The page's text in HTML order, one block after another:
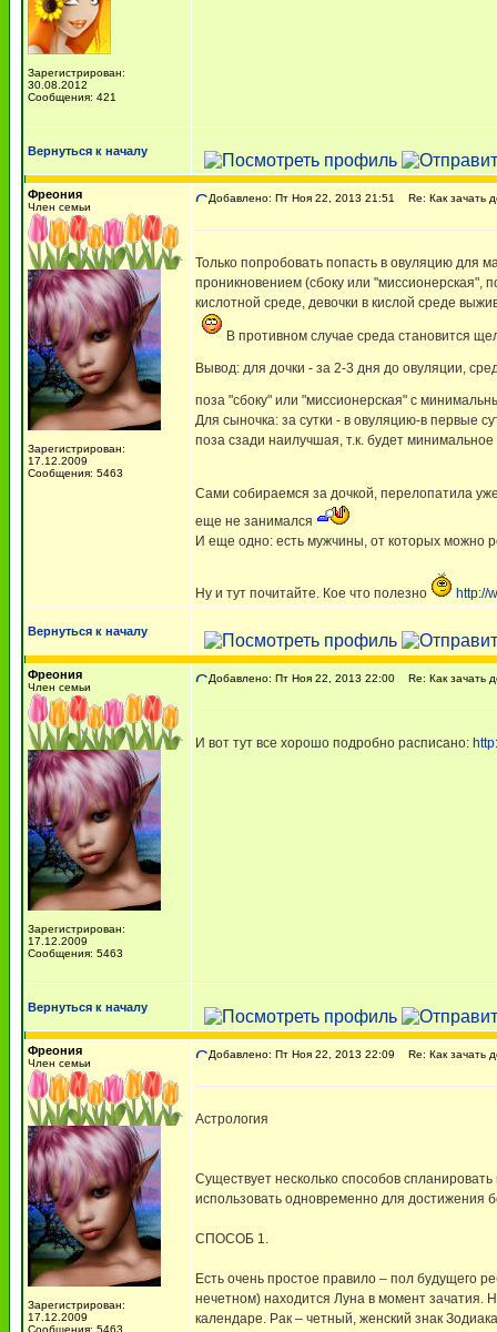
Зарегистрирован:
30.08.2012
Сообщения: 421
Вернуться к началу
Фреония
Член семьи
Зарегистрирован:
17.12.2009
Сообщения: 5463
Добавлено: Пт Ноя 22, 2013 21:51 Re: Как зачать
Только попробовать попасть в овуляцию для
проникновением (сбоку или "миссионерская",
кислотной среде, девочки в кислой среде
В противном случае среда становится
Вывод: для дочки - за 2-3 дня до овуляции,
поза "сбоку" или "миссионерская" с
Для сыночка: за сутки - в овуляцию-в первые
поза сзади наилучшая, т.к. будет
Сами собираемся за дочкой, перелопатила
еще не занимался
И еще одно: есть мужчины, от которых можно
Ну и тут почитайте. Кое что полезно http://
Вернуться к началу
Фреония
Член семьи
Зарегистрирован:
17.12.2009
Сообщения: 5463
Добавлено: Пт Ноя 22, 2013 22:00 Re: Как зачать
И вот тут все хорошо подробно расписано:
Вернуться к началу
Фреония
Член семьи
Зарегистрирован:
17.12.2009
Сообщения: 5463
Добавлено: Пт Ноя 22, 2013 22:09 Re: Как зачать
Астрология
Существует несколько способов
использовать одновременно для достижения
СПОСОБ 1.
Есть очень простое правило – пол будущего
нечетном) находится Луна в момент зачатия.
календаре. Рак – четный, женский знак